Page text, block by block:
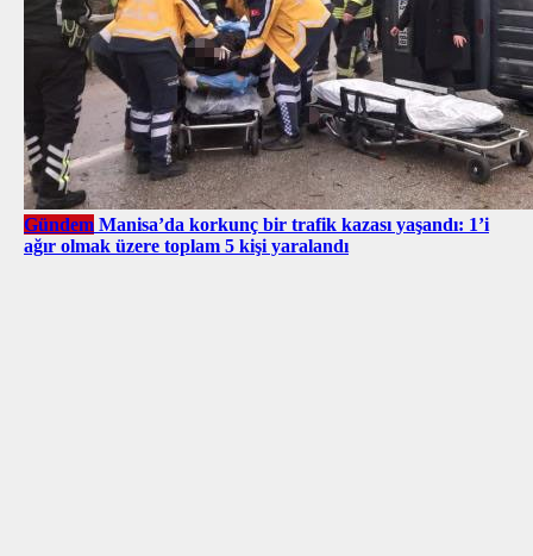
Gündem Manisa’da korkunç bir trafik kazası yaşandı: 1’i
ağır olmak üzere toplam 5 kişi yaralandı